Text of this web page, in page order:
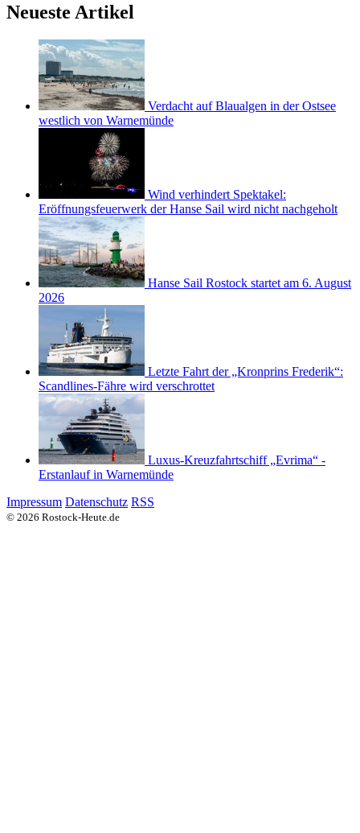
Neueste Artikel
Verdacht auf Blaualgen in der Ostsee
westlich von Warnemünde
Wind verhindert Spektakel:
Eröffnungsfeuerwerk der Hanse Sail wird nicht nachgeholt
Hanse Sail Rostock startet am 6. August
2026
Letzte Fahrt der „Kronprins Frederik“:
Scandlines-Fähre wird verschrottet
Luxus-Kreuzfahrtschiff „Evrima“ -
Erstanlauf in Warnemünde
Impressum Datenschutz RSS
© 2026 Rostock-Heute.de